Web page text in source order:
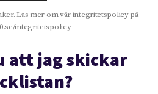
Läs mer om vår integritetspolicy på
integritetspolicy
att jag skickar